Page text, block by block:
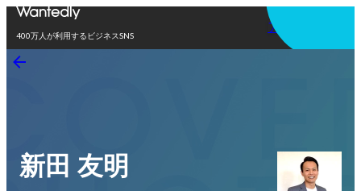
400万人が利用するビジネスSNS
アプリを使う
新田 友明